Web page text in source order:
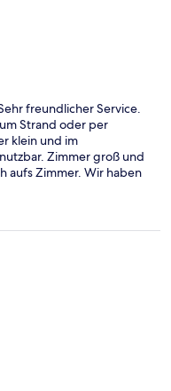
freundlicher Service.
Strand oder per
klein und im
Zimmer groß und
aufs Zimmer. Wir haben